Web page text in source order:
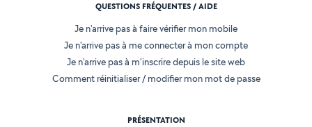
QUESTIONS FRÉQUENTES / AIDE
Je n'arrive pas à faire vérifier mon mobile
Je n'arrive pas à me connecter à mon compte
Je n'arrive pas à m'inscrire depuis le site web
Comment réinitialiser / modifier mon mot de passe
PRÉSENTATION